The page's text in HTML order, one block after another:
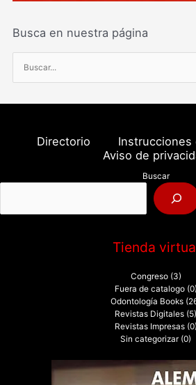
Busca en nuestra página
u
s
o
:
Directorio
Instrucciones
Aviso de
Buscar
Tienda
Congreso (3)
Fuera de catalogo (0)
Odontología Books
Revistas Digitales (5)
Revistas Impresas (0)
Sin categorizar (0)